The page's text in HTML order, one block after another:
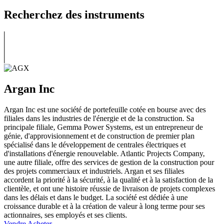
Recherchez des instruments
Argan Inc
Argan Inc est une société de portefeuille cotée en bourse avec des
filiales dans les industries de l'énergie et de la construction. Sa
principale filiale, Gemma Power Systems, est un entrepreneur de
génie, d'approvisionnement et de construction de premier plan
spécialisé dans le développement de centrales électriques et
d'installations d'énergie renouvelable. Atlantic Projects Company,
une autre filiale, offre des services de gestion de la construction pour
des projets commerciaux et industriels. Argan et ses filiales
accordent la priorité à la sécurité, à la qualité et à la satisfaction de la
clientèle, et ont une histoire réussie de livraison de projets complexes
dans les délais et dans le budget. La société est dédiée à une
croissance durable et à la création de valeur à long terme pour ses
actionnaires, ses employés et ses clients.